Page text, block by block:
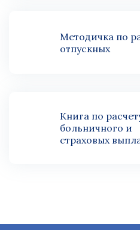
Методичка по
отпускных
Книга по
больничного и
страховых